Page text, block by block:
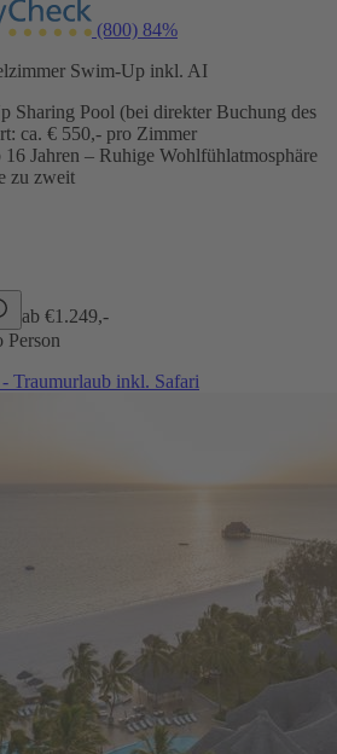
(800) 84%
Swim-Up inkl. AI
Sharing Pool (bei direkter Buchung des
ca. € 550,- pro Zimmer
Jahren – Ruhige Wohlfühlatmosphäre
zu zweit
ab €1.249,-
Person
Traumurlaub inkl. Safari